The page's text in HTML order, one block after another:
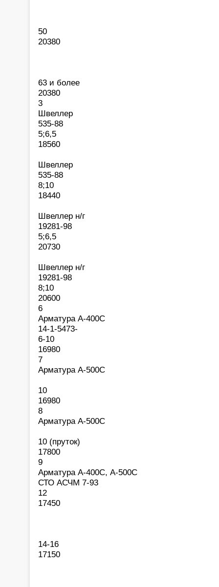
50
20380
63 и более
20380
3
Швеллер
535-88
5;6,5
18560
Швеллер
535-88
8;10
18440
Швеллер н/г
19281-98
5;6,5
20730
Швеллер н/г
19281-98
8;10
20600
6
Арматура А-400С
14-1-5473-
6-10
16980
7
Арматура А-500С
10
16980
8
Арматура А-500С
10 (пруток)
17800
9
Арматура А-400С, А-500С
СТО АСЧМ 7-93
12
17450
14-16
17150